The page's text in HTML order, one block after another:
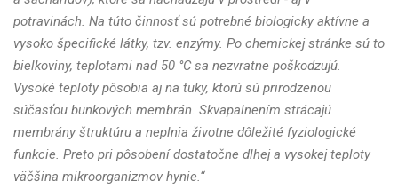
potravinách. Na túto činnosť sú potrebné biologicky aktívne a
vysoko špecifické látky, tzv. enzýmy. Po chemickej stránke sú to
bielkoviny, teplotami nad 50 °C sa nezvratne poškodzujú.
Vysoké teploty pôsobia aj na tuky, ktorú sú prirodzenou
súčasťou bunkových membrán. Skvapalnením strácajú
membrány štruktúru a neplnia životne dôležité fyziologické
funkcie. Preto pri pôsobení dostatočne dlhej a vysokej teploty
väčšina mikroorganizmov hynie.“